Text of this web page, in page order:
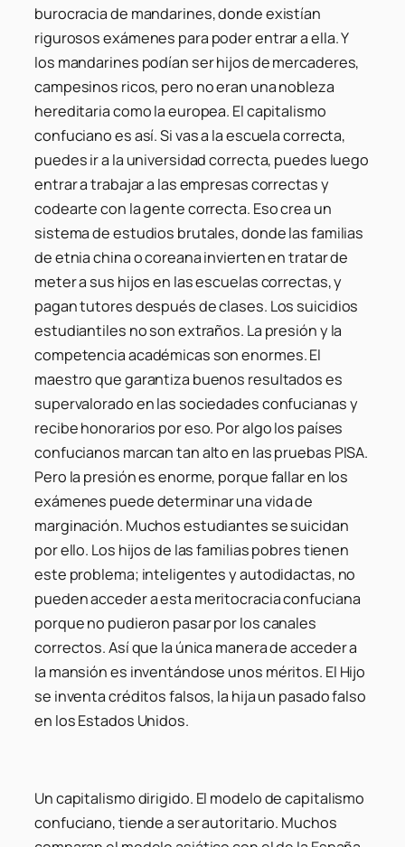
burocracia de mandarines, donde existían
rigurosos exámenes para poder entrar a ella. Y
los mandarines podían ser hijos de mercaderes,
campesinos ricos, pero no eran una nobleza
hereditaria como la europea. El capitalismo
confuciano es así. Si vas a la escuela correcta,
puedes ir a la universidad correcta, puedes luego
entrar a trabajar a las empresas correctas y
codearte con la gente correcta. Eso crea un
sistema de estudios brutales, donde las familias
de etnia china o coreana invierten en tratar de
meter a sus hijos en las escuelas correctas, y
pagan tutores después de clases. Los suicidios
estudiantiles no son extraños. La presión y la
competencia académicas son enormes. El
maestro que garantiza buenos resultados es
supervalorado en las sociedades confucianas y
recibe honorarios por eso. Por algo los países
confucianos marcan tan alto en las pruebas PISA.
Pero la presión es enorme, porque fallar en los
exámenes puede determinar una vida de
marginación. Muchos estudiantes se suicidan
por ello. Los hijos de las familias pobres tienen
este problema; inteligentes y autodidactas, no
pueden acceder a esta meritocracia confuciana
porque no pudieron pasar por los canales
correctos. Así que la única manera de acceder a
la mansión es inventándose unos méritos. El Hijo
se inventa créditos falsos, la hija un pasado falso
en los Estados Unidos.
Un capitalismo dirigido. El modelo de capitalismo
confuciano, tiende a ser autoritario. Muchos